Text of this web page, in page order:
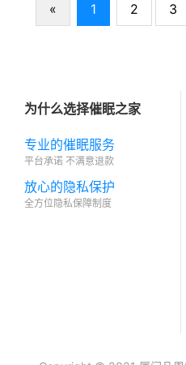
育科技有
进修学院
« 1 2 3
为什么选择催眠之家
专业的催眠服务
平台承诺 不满意退款
放心的隐私保护
全方位隐私保障制度